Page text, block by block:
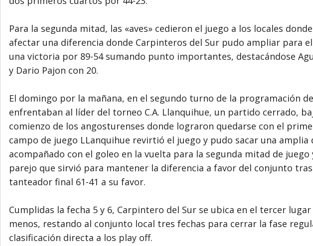
Para la segunda mitad, las «aves» cedieron el juego a los locales
afectar una diferencia donde Carpinteros del Sur pudo ampliar para
una victoria por 89-54 sumando punto importantes, destacándose
y Dario Pajon con 20.
El domingo por la mañana, en el segundo turno de la programación
enfrentaban al líder del torneo C.A. Llanquihue, un partido cerrado,
comienzo de los angosturenses donde lograron quedarse con el
campo de juego LLanquihue revirtió el juego y pudo sacar una amplia
acompañado con el goleo en la vuelta para la segunda mitad de
parejo que sirvió para mantener la diferencia a favor del conjunto
tanteador final 61-41 a su favor.
Cumplidas la fecha 5 y 6, Carpintero del Sur se ubica en el tercer
menos, restando al conjunto local tres fechas para cerrar la fase
clasificación directa a los play off.